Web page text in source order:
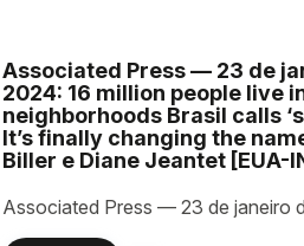
Associated Press — 23 de
2024: 16 million people live
neighborhoods Brasil calls
It’s finally changing the
Biller e Diane Jeantet [EUA-
Associated Press — 23 de janeiro